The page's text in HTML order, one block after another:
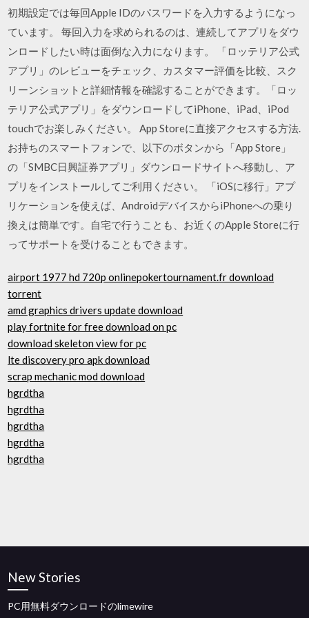
初期設定では毎回Apple IDのパスワードを入力するようになっ
ています。 毎回入力を求められるのは、連続してアプリをダウ
ンロードしたい時は面倒な入力になります。 ‎「ロッテリア公式
アプリ」のレビューをチェック、カスタマー評価を比較、スク
リーンショットと詳細情報を確認することができます。「ロッ
テリア公式アプリ」をダウンロードしてiPhone、iPad、iPod
touchでお楽しみください。 App Storeに直接アクセスする方法.
お持ちのスマートフォンで、以下のボタンから「App Store」
の「SMBC日興証券アプリ」ダウンロードサイトへ移動し、ア
プリをインストールしてご利用ください。 「iOSに移行」アプ
リケーションを使えば、AndroidデバイスからiPhoneへの乗り
換えは簡単です。自宅で行うことも、お近くのApple Storeに行
ってサポートを受けることもできます。
airport 1977 hd 720p onlinepokertournament.fr download
torrent
amd graphics drivers update download
play fortnite for free download on pc
download skeleton view for pc
lte discovery pro apk download
scrap mechanic mod download
hgrdtha
hgrdtha
hgrdtha
hgrdtha
hgrdtha
New Stories
PC用無料ダウンロードのlimewire